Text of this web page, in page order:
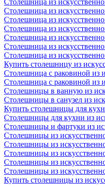
Столешница из
Столешница из
Столешница из
Столешница из
Столешница из
Столешница из
Столешница из
Купить столешницу из
Столешница с раковиной из
Столешница с раковиной из
Столешницы в ванную из
Столешницы в санузел из
Купить столешницы для
Столешницы для кухни из
Столешницы и фартуки из
Столешницы из
Столешницы из
Столешницы из
Столешницы из
Столешницы из
Купить столешницы из